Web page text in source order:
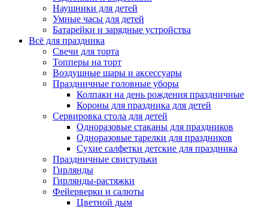
Наушники для детей
Умные часы для детей
Батарейки и зарядные устройства
Всё для праздника
Свечи для торта
Топперы на торт
Воздушные шары и аксессуары
Праздничные головные уборы
Колпаки на день рождения праздничные
Короны для праздника для детей
Сервировка стола для детей
Одноразовые стаканы для праздников
Одноразовые тарелки для праздников
Сухие салфетки детские для праздника
Праздничные свистульки
Гирлянды
Гирлянды-растяжки
Фейерверки и салюты
Цветной дым